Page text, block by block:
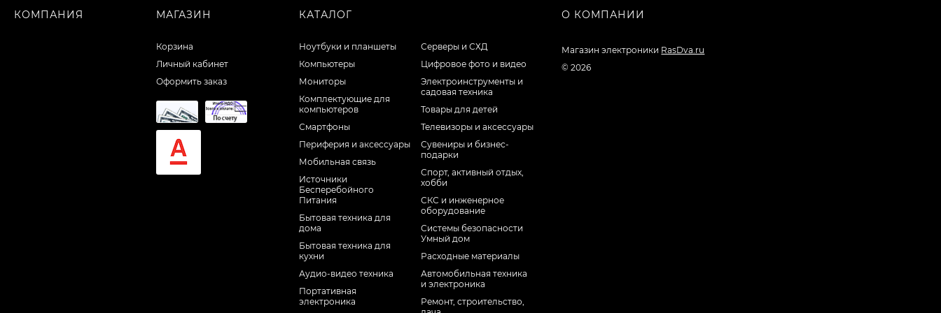
КОМПАНИЯ МАГАЗИН
Корзина
Личный кабинет
Оформить заказ
КАТАЛОГ
Ноутбуки и планшеты
Компьютеры
Мониторы
Комплектующие для
компьютеров
Смартфоны
Периферия и аксессуары
Мобильная связь
Источники
Бесперебойного
Питания
Бытовая техника для
дома
Бытовая техника для
кухни
Аудио-видео техника
Портативная
электроника
Серверы и СХД
Цифровое фото и видео
Электроинструменты и
садовая техника
Товары для детей
Телевизоры и аксессуары
Сувениры и бизнес-
подарки
Спорт, активный отдых,
хобби
СКС и инженерное
оборудование
Системы безопасности
Умный дом
Расходные материалы
Автомобильная техника
и электроника
Ремонт, строительство,
О КОМПАНИИ
Магазин электроники RasDva.ru
© 2026